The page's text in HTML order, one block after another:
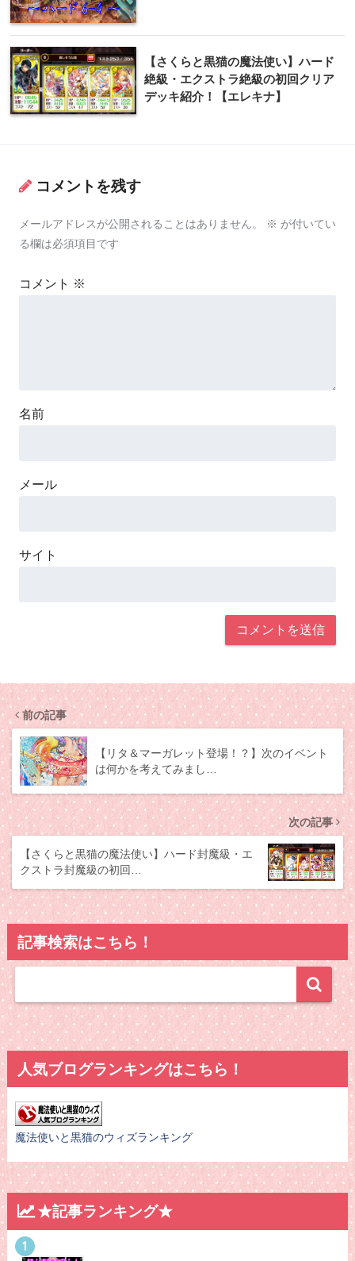
【さくらと黒猫の魔法使い】ハード
絶級・エクストラ絶級の初回クリア
デッキ紹介！【エレキナ】
コメントを残す
メールアドレスが公開されることはありません。 ※ が付いてい
る欄は必須項目です
コメント ※
名前
メール
サイト
前の記事
【リタ＆マーガレット登場！？】次のイベント
は何かを考えてみまし…
次の記事
【さくらと黒猫の魔法使い】ハード封魔級・エ
クストラ封魔級の初回…
記事検索はこちら！
人気ブログランキングはこちら！
魔法使いと黒猫のウィズランキング
★記事ランキング★
1